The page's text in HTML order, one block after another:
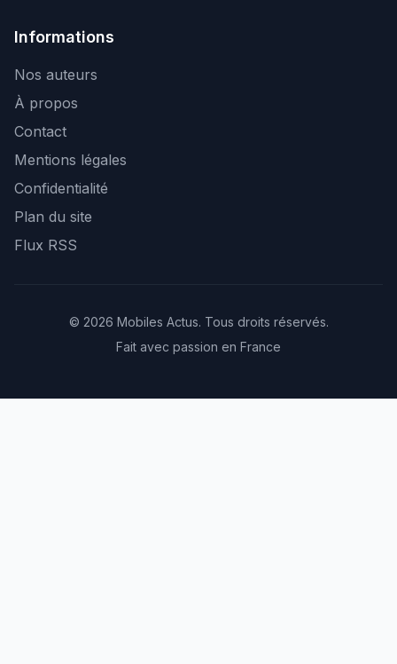
Informations
Nos auteurs
À propos
Contact
Mentions légales
Confidentialité
Plan du site
Flux RSS
© 2026 Mobiles Actus. Tous droits réservés.
Fait avec passion en France